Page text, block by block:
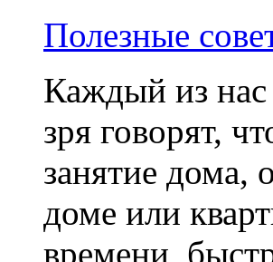
Полезные
Каждый из нас
зря говорят,
занятие дома,
доме или
времени,